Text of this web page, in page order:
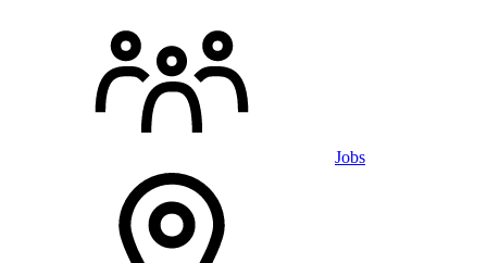
Jobs